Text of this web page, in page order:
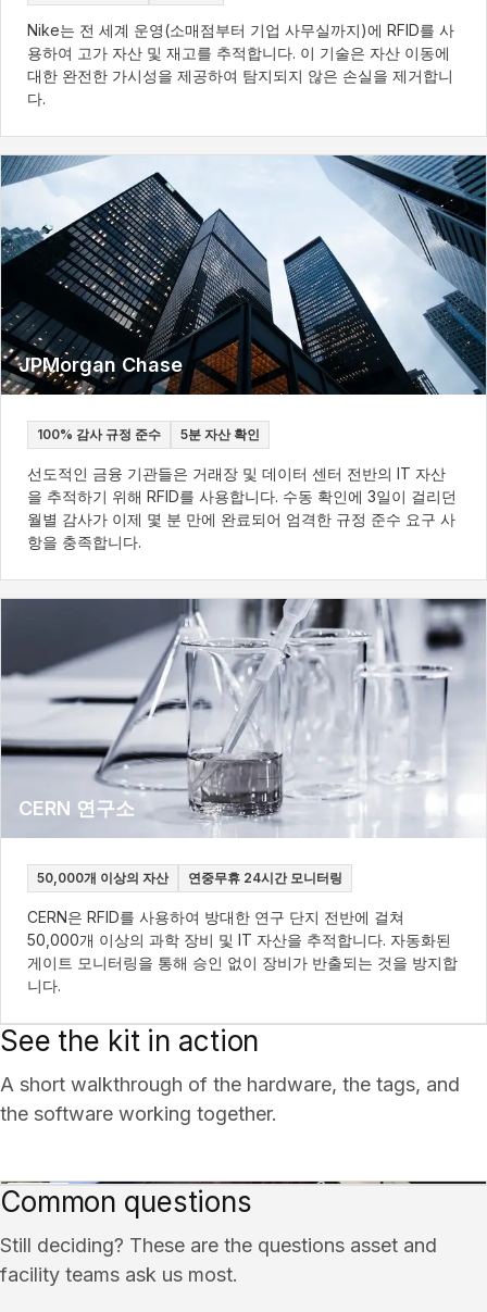
Nike는 전 세계 운영(소매점부터 기업 사무실까지)에 RFID를 사
용하여 고가 자산 및 재고를 추적합니다. 이 기술은 자산 이동에
대한 완전한 가시성을 제공하여 탐지되지 않은 손실을 제거합니
다.
JPMorgan Chase
100% 감사 규정 준수 5분 자산 확인
선도적인 금융 기관들은 거래장 및 데이터 센터 전반의 IT 자산
을 추적하기 위해 RFID를 사용합니다. 수동 확인에 3일이 걸리던
월별 감사가 이제 몇 분 만에 완료되어 엄격한 규정 준수 요구 사
항을 충족합니다.
CERN 연구소
50,000개 이상의 자산 연중무휴 24시간 모니터링
CERN은 RFID를 사용하여 방대한 연구 단지 전반에 걸쳐
50,000개 이상의 과학 장비 및 IT 자산을 추적합니다. 자동화된
게이트 모니터링을 통해 승인 없이 장비가 반출되는 것을 방지합
니다.
See the kit in action
A short walkthrough of the hardware, the tags, and
the software working together.
Common questions
Still deciding? These are the questions asset and
facility teams ask us most.